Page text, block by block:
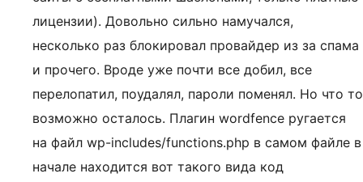
лицензии). Довольно сильно намучался,
несколько раз блокировал провайдер из за спама
и прочего. Вроде уже почти все добил, все
перелопатил, поудалял, пароли поменял. Но что то
возможно осталось. Плагин wordfence ругается
на файл wp-includes/functions.php в самом файле в
начале находится вот такого вида код